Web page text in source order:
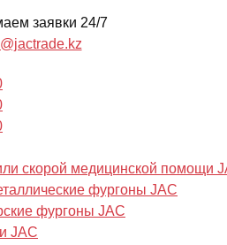
скорой медицинской помощи
фургоны JAC
фургоны JAC
JAC
заявки 24/7